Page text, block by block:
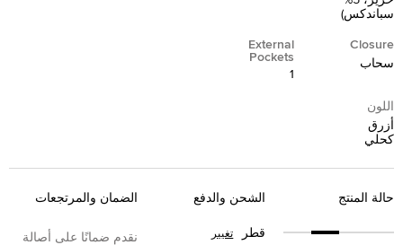
سباندكس)
Closure
سحاب
External
Pockets
1
اللون
أزرق
كحلي
حالة المنتج الشحن والدفع
قطر تغيير
الضمان والمرتجعات
نقدم ضمانًا على أصالة